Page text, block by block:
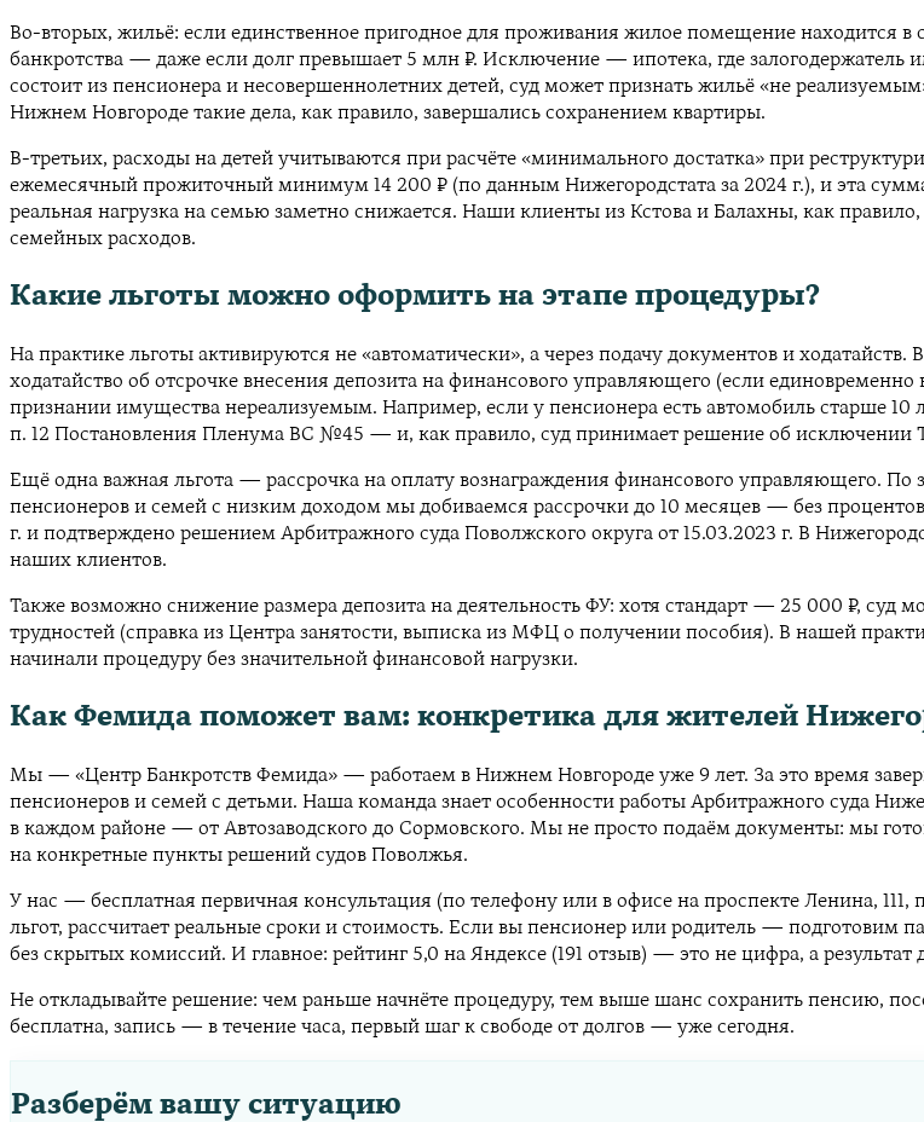
Во-вторых, жильё: если единственное пригодное для проживания жилое помещение находится
банкротства — даже если долг превышает 5 млн ₽. Исключение — ипотека, где залогодержатель
состоит из пенсионера и несовершеннолетних детей, суд может признать жильё «не
Нижнем Новгороде такие дела, как правило, завершались сохранением квартиры.
В-третьих, расходы на детей учитываются при расчёте «минимального достатка» при
ежемесячный прожиточный минимум 14 200 ₽ (по данным Нижегородстата за 2024 г.), и эта
реальная нагрузка на семью заметно снижается. Наши клиенты из Кстова и Балахны, как
семейных расходов.
Какие льготы можно оформить на этапе процедуры?
На практике льготы активируются не «автоматически», а через подачу документов и
ходатайство об отсрочке внесения депозита на финансового управляющего (если единовременно
признании имущества нереализуемым. Например, если у пенсионера есть автомобиль старше
п. 12 Постановления Пленума ВС №45 — и, как правило, суд принимает решение об исключении
Ещё одна важная льгота — рассрочка на оплату вознаграждения финансового управляющего.
пенсионеров и семей с низким доходом мы добиваемся рассрочки до 10 месяцев — без
г. и подтверждено решением Арбитражного суда Поволжского округа от 15.03.2023 г. В
наших клиентов.
Также возможно снижение размера депозита на деятельность ФУ: хотя стандарт — 25 000 ₽,
трудностей (справка из Центра занятости, выписка из МФЦ о получении пособия). В нашей
начинали процедуру без значительной финансовой нагрузки.
Как Фемида поможет вам: конкретика для жителей
Мы — «Центр Банкротств Фемида» — работаем в Нижнем Новгороде уже 9 лет. За это время
пенсионеров и семей с детьми. Наша команда знает особенности работы Арбитражного суда
в каждом районе — от Автозаводского до Сормовского. Мы не просто подаём документы: мы
на конкретные пункты решений судов Поволжья.
У нас — бесплатная первичная консультация (по телефону или в офисе на проспекте Ленина,
льгот, рассчитает реальные сроки и стоимость. Если вы пенсионер или родитель — подготовим
без скрытых комиссий. И главное: рейтинг 5,0 на Яндексе (191 отзыв) — это не цифра, а
Не откладывайте решение: чем раньше начнёте процедуру, тем выше шанс сохранить пенсию,
бесплатна, запись — в течение часа, первый шаг к свободе от долгов — уже сегодня.
Разберём вашу ситуацию